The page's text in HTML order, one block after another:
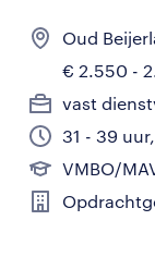
Oud
€ 2.550 -
vast
31 - 39
VMBO/